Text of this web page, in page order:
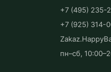
+7 (495) 235-
+7 (925) 314-
пн–сб,